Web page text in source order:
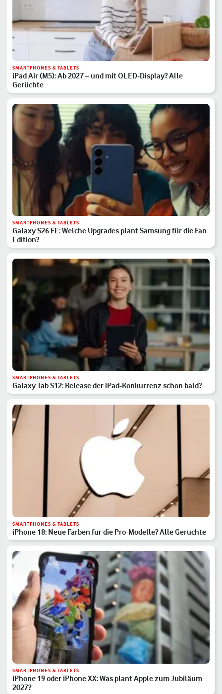
SMARTPHONES & TABLETS
iPad Air (M5): Ab 2027 – und mit OLED-Display? Alle
Gerüchte
SMARTPHONES & TABLETS
Galaxy S26 FE: Welche Upgrades plant Samsung für die Fan
Edition?
SMARTPHONES & TABLETS
Galaxy Tab S12: Release der iPad-Konkurrenz schon bald?
SMARTPHONES & TABLETS
iPhone 18: Neue Farben für die Pro-Modelle? Alle Gerüchte
SMARTPHONES & TABLETS
iPhone 19 oder iPhone XX: Was plant Apple zum Jubiläum
2027?